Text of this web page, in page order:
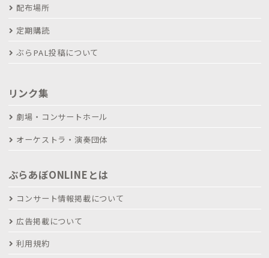
配布場所
定期購読
ぶらPAL投稿について
リンク集
劇場・コンサートホール
オーケストラ・演奏団体
ぶらあぼONLINEとは
コンサート情報掲載について
広告掲載について
利用規約